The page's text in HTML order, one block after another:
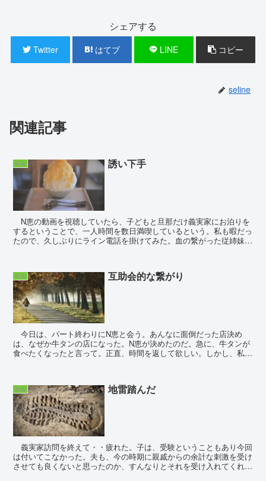
シェアする
Twitter はてブ LINE コピー
seline
関連記事
家族 誘い下手
N恵の動画を視聴していたら、子どもと旦那だけ義実家にお泊りを
するということで、一人時間を数日満喫しているという。私も暇だっ
たので、久しぶりにライン電話を掛けてみた。血の繋がった従姉妹に
家族 互助会的な繋がり
今日は、パート終わりにN恵と会う。あんなに面倒だった店決め
は、なぜか牛タンの店になった。N恵が決めたのだ。急に、牛タンが
食べたくなったと言って。正直、時間を返して欲しい。しかし、私に
家族 地雷踏んだ
義実家訪問を終えて・・疲れた。子は、受験ということもあり今回
は付いてこなかった。夫も、今の時期に親戚からの余計な刺激を受け
させても良くないと思ったのか、すんなりとそれを受け入れてくれ